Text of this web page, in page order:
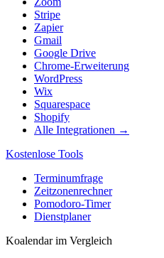
Stripe
Zapier
Gmail
Google Drive
Chrome-Erweiterung
WordPress
Wix
Squarespace
Shopify
Alle Integrationen →
Kostenlose Tools
Terminumfrage
Zeitzonenrechner
Pomodoro-Timer
Dienstplaner
Koalendar im Vergleich